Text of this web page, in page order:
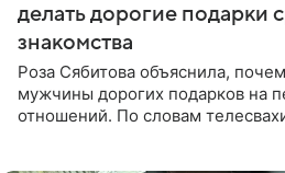
делать дорогие подарки
знакомства
Роза Сябитова объяснила,
мужчины дорогих подарков на
отношений. По словам